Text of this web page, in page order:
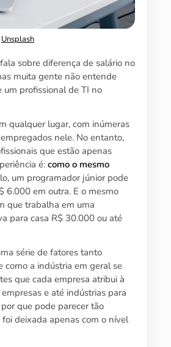
Unsplash
sobre diferença de salário no
muita gente não entende
um profissional de TI no
qualquer lugar, com inúmeras
nele. No entanto,
que estão apenas
é: como o mesmo
um programador júnior pode
6.000 em outra. E o mesmo
que trabalha em uma
para casa R$ 30.000 ou até
série de fatores tanto
como a indústria em geral se
que cada empresa atribui à
e até indústrias para
que pode parecer tão
deixada apenas com o nível